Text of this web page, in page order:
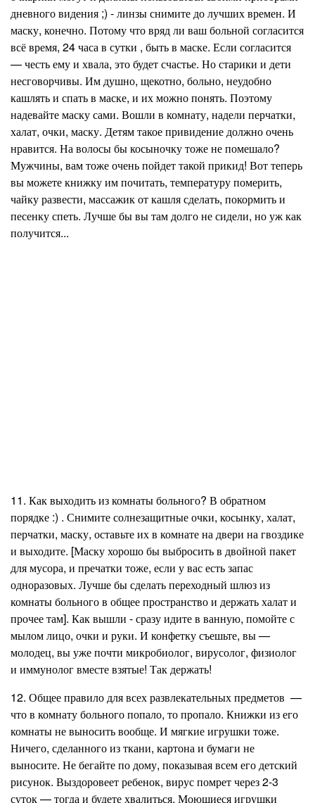
дневного видения ;) - линзы снимите до лучших времен. И
маску, конечно. Потому что вряд ли ваш больной согласится
всё время, 24 часа в сутки , быть в маске. Если согласится
— честь ему и хвала, это будет счастье. Но старики и дети
несговорчивы. Им душно, щекотно, больно, неудобно
кашлять и спать в маске, и их можно понять. Поэтому
надевайте маску сами. Вошли в комнату, надели перчатки,
халат, очки, маску. Детям такое привидение должно очень
нравится. На волосы бы косыночку тоже не помешало?
Мужчины, вам тоже очень пойдет такой прикид! Вот теперь
вы можете книжку им почитать, температуру померить,
чайку развести, массажик от кашля сделать, покормить и
песенку спеть. Лучше бы вы там долго не сидели, но уж как
получится...
11. Как выходить из комнаты больного? В обратном
порядке :) . Снимите солнезащитные очки, косынку, халат,
перчатки, маску, оставьте их в комнате на двери на гвоздике
и выходите. [Маску хорошо бы выбросить в двойной пакет
для мусора, и пречатки тоже, если у вас есть запас
одноразовых. Лучше бы сделать переходный шлюз из
комнаты больного в общее пространство и держать халат и
прочее там]. Как вышли - сразу идите в ванную, помойте с
мылом лицо, очки и руки. И конфетку съешьте, вы —
молодец, вы уже почти микробиолог, вирусолог, физиолог
и иммунолог вместе взятые! Так держать!
12. Общее правило для всех развлекательных предметов —
что в комнату больного попало, то пропало. Книжки из его
комнаты не выносить вообще. И мягкие игрушки тоже.
Ничего, сделанного из ткани, картона и бумаги не
выносите. Не бегайте по дому, показывая всем его детский
рисунок. Выздоровеет ребенок, вирус помрет через 2-3
суток — тогда и будете хвалиться. Моющиеся игрушки